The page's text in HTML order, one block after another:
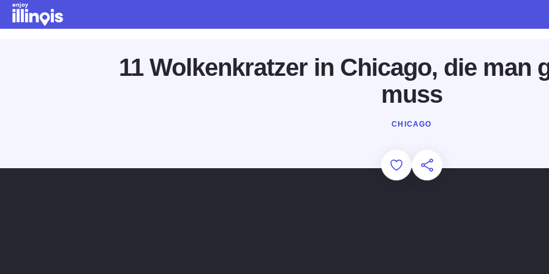
11 Wolkenkratzer in Chicago, die man
muss
CHICAGO
Add to Favorites
Diese Seite teilen